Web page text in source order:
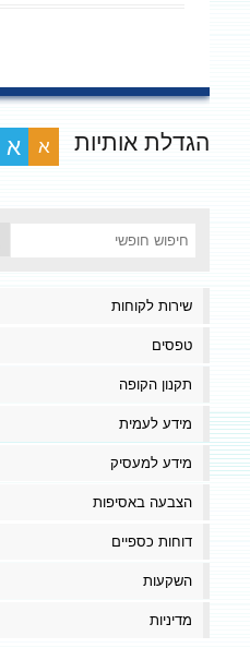
הגדלת אותיות א א
שירות לקוחות
טפסים
תקנון הקופה
מידע לעמית
מידע למעסיק
הצבעה באסיפות
דוחות כספיים
השקעות
מדיניות